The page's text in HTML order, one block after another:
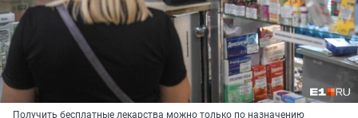
Получить бесплатные лекарства можно только по назначению